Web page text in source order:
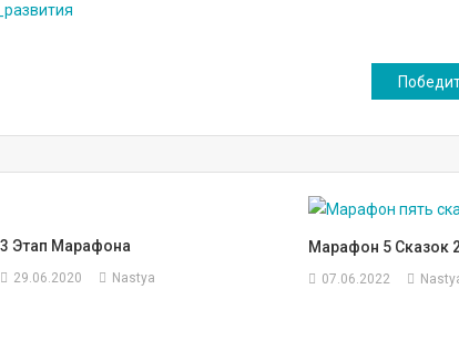
3 Этап Марафона
29.06.2020 Nastya
Марафон 5 Сказок
07.06.2022